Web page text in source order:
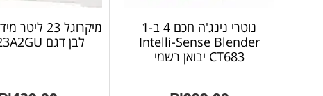
נוטרי נינג'ה חכם 4 ב-1
Intelli-Sense Blender
CT683 יבואן רשמי
מיקרוגל 23
לבן דגם EM823A2GU